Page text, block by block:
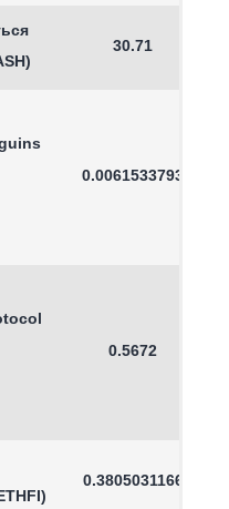
30.71
0.0061533793
0.5672
0.3805031166